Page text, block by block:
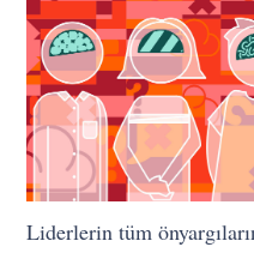
Liderlerin tüm